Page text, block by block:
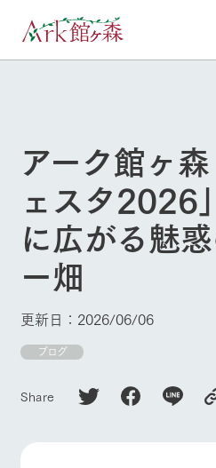
牧場へ行
よく見られてい
今日の牧
場・営業
案内
状況などを毎日
施設・体験情報
フラワー
ホーム
Ark館ヶ森について
牧場に行く
私たちの取り組み
生産品を見る
ArkFarm Wedding
アーク館ヶ
ェスタ2026
に広がる魅
ー畑
更新日：2026/06/06
ブログ
Share